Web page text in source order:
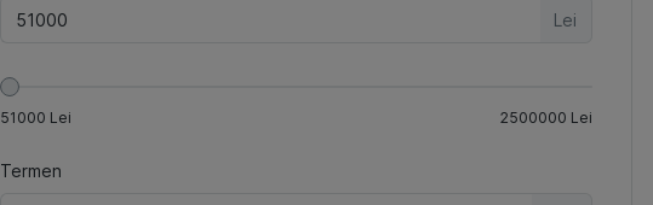
Lei
51000 Lei 2500000 Lei
Termen